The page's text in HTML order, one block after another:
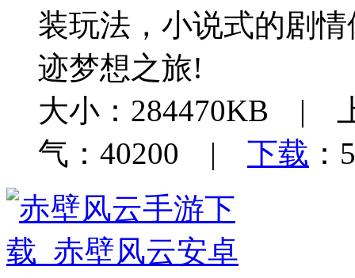
装玩法，小说式的剧
迹梦想之旅!
大小：284470KB |
气：40200 | 下载 ：